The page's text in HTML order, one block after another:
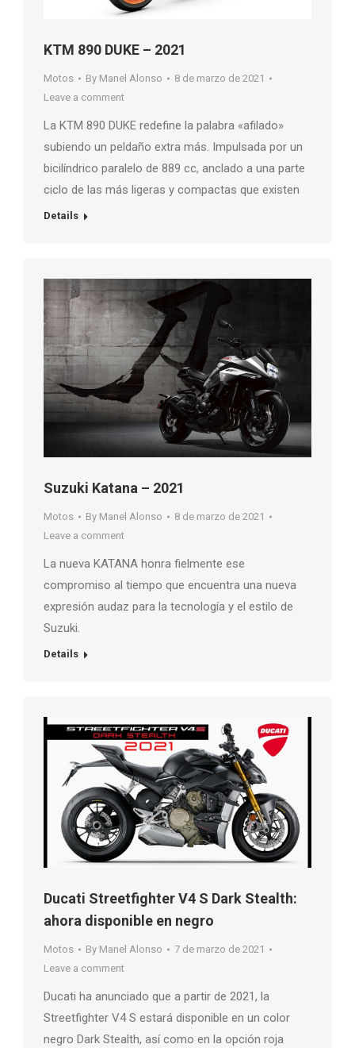
KTM 890 DUKE – 2021
Motos By Manel Alonso
8 de marzo de 2021
Leave a comment
La KTM 890 DUKE redefine la palabra «afilado»
subiendo un peldaño extra más. Impulsada por un
bicilíndrico paralelo de 889 cc, anclado a una parte
ciclo de las más ligeras y compactas que existen
Details
Suzuki Katana – 2021
Motos By Manel Alonso
8 de marzo de 2021
Leave a comment
La nueva KATANA honra fielmente ese
compromiso al tiempo que encuentra una nueva
expresión audaz para la tecnología y el estilo de
Suzuki.
Details
Ducati Streetfighter V4 S Dark Stealth:
ahora disponible en negro
Motos By Manel Alonso
7 de marzo de 2021
Leave a comment
Ducati ha anunciado que a partir de 2021, la
Streetfighter V4 S estará disponible en un color
negro Dark Stealth, así como en la opción roja